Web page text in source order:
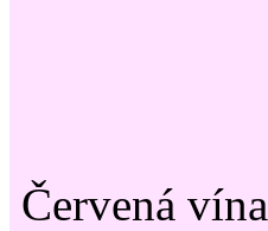
Červená vína